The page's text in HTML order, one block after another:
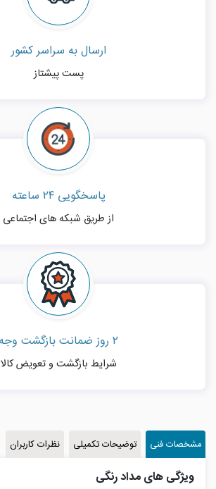
ارسال به سراسر کشور
پست پیشتاز
پاسخگویی ۲۴ ساعته
از طریق شبکه های اجتماعی
۲ روز ضمانت بازگشت وجه
شرایط بازگشت و تعویض کالا
مشخصات فنی توضیحات تکمیلی نظرات کاربران
ویژگی های مداد رنگی